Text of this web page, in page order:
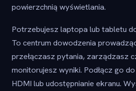
powierzchnią wyświetlania.
Potrzebujesz laptopa lub tabletu
To centrum dowodzenia
przełączasz pytania, zarządzasz
monitorujesz wyniki. Podłącz go
HDMI lub udostępnianie ekranu.